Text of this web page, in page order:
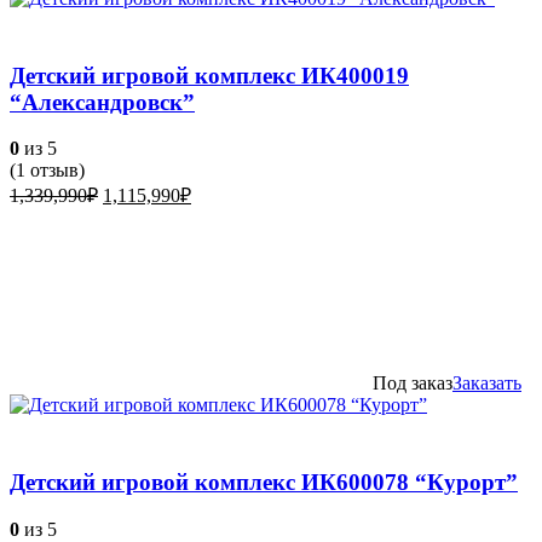
Детский игровой комплекс ИК400019
“Александровск”
0 из 5
(1 отзыв)
1,339,990₽ Первоначальная
1,115,990₽Текущая
Под заказЗаказать
Детский игровой комплекс ИК600078 “Курорт”
0 из 5